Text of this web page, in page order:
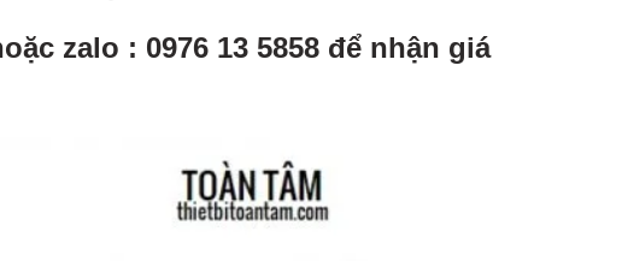
zalo : 0976 13 5858 để nhận giá